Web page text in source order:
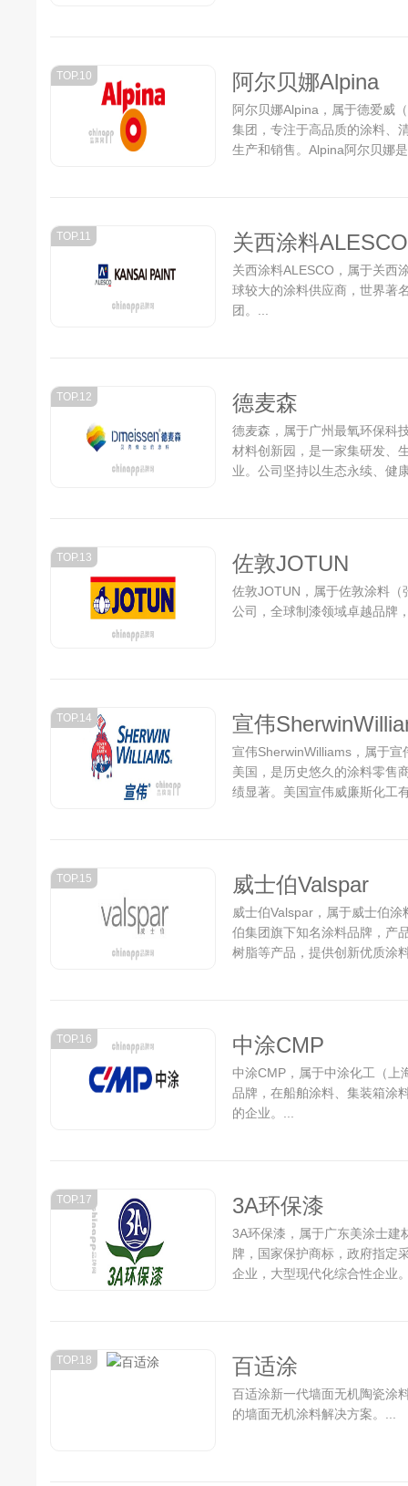
TOP.10 阿尔贝娜Alpina
阿尔贝娜Alpina，属于德爱威
集团，专注于高品质的涂料、
生产和销售。Alpina阿尔贝娜
TOP.11 关西涂料ALESCO
关西涂料ALESCO，属于关西
球较大的涂料供应商，世界著
团。...
TOP.12 德麦森
德麦森，属于广州最氧环保科
材料创新园，是一家集研发、
业。公司坚持以生态永续、健
TOP.13 佐敦JOTUN
佐敦JOTUN，属于佐敦涂料
公司，全球制漆领域卓越品牌
TOP.14 宣伟
宣伟SherwinWilliams，属于
美国，是历史悠久的涂料零售
绩显著。美国宣伟威廉斯化工
TOP.15 威士伯Valspar
威士伯Valspar，属于威士伯
伯集团旗下知名涂料品牌，产
树脂等产品，提供创新优质涂
TOP.16 中涂CMP
中涂CMP，属于中涂化工（上
品牌，在船舶涂料、集装箱涂
的企业。...
TOP.17 3A环保漆
3A环保漆，属于广东美涂士建
牌，国家保护商标，政府指定
企业，大型现代化综合性企业
TOP.18 百适涂
百适涂新一代墙面无机陶瓷涂
的墙面无机涂料解决方案。...